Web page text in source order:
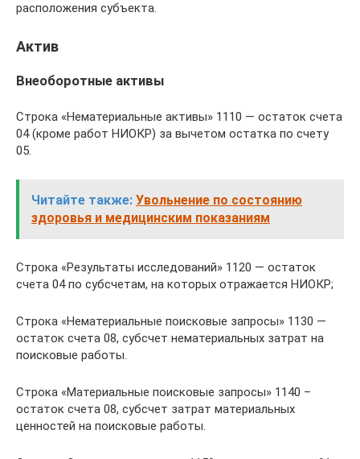
расположения субъекта.
Актив
Внеоборотные активы
Строка «Нематериальные активы» 1110 — остаток счета
04 (кроме работ НИОКР) за вычетом остатка по счету
05.
Читайте также: Увольнение по состоянию
здоровья и медицинским показаниям
Строка «Результаты исследований» 1120 — остаток
счета 04 по субсчетам, на которых отражается НИОКР;
Строка «Нематериальные поисковые запросы» 1130 —
остаток счета 08, субсчет нематериальных затрат на
поисковые работы.
Строка «Материальные поисковые запросы» 1140 –
остаток счета 08, субсчет затрат материальных
ценностей на поисковые работы.